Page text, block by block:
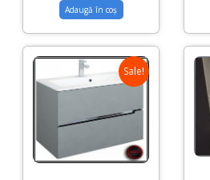
Adaugă în coș
Sale!